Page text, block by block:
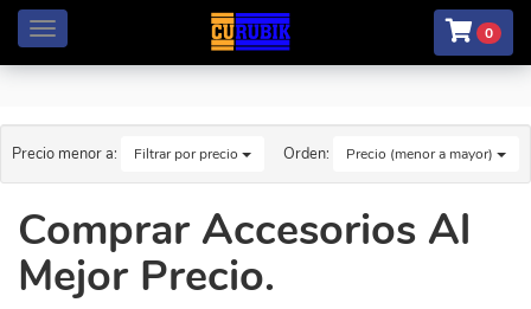
Menú 0
Precio menor a: Filtrar por precio Orden: Precio (menor a mayor)
Comprar Accesorios Al
Mejor Precio.